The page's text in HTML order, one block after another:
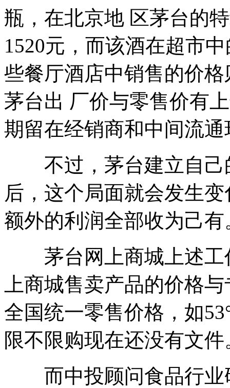
瓶，在北京地 区茅台的
1520元，而该酒在超市
些餐厅酒店中销售的价
茅台出 厂价与零售价有
期留在经销商和中间流
不过，茅台建立自己
后，这个局面就会发生
额外的利润全部收为己有
茅台网上商城上述工
上商城售卖产品的价格
全国统一零售价格，如
限不限购现在还没有文件
而中投顾问食品行业